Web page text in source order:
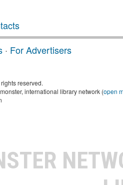
· For Advertisers
reserved.
international library network (open